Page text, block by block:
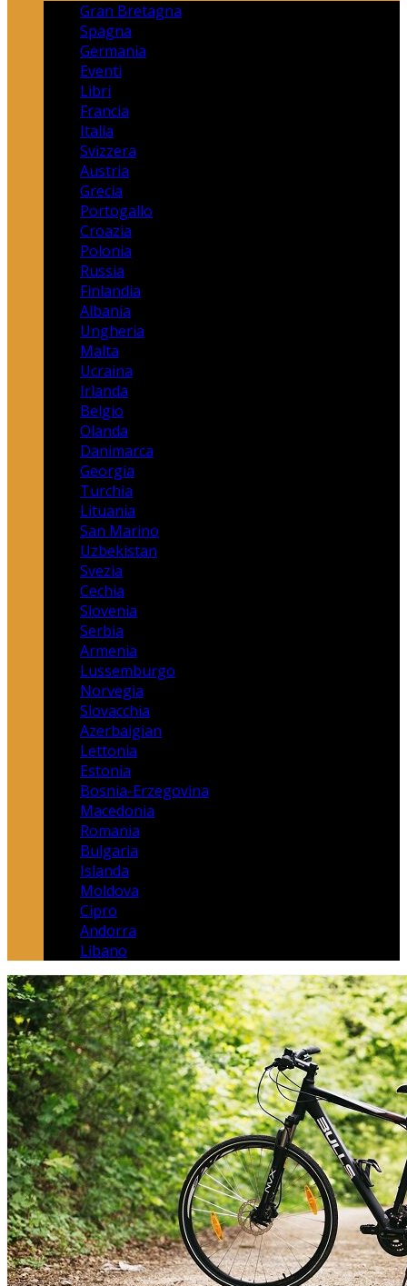
Gran Bretagna
Spagna
Germania
Eventi
Libri
Francia
Italia
Svizzera
Austria
Grecia
Portogallo
Croazia
Polonia
Russia
Finlandia
Albania
Ungheria
Malta
Ucraina
Irlanda
Belgio
Olanda
Danimarca
Georgia
Turchia
Lituania
San Marino
Uzbekistan
Svezia
Cechia
Slovenia
Serbia
Armenia
Lussemburgo
Norvegia
Slovacchia
Azerbaigian
Lettonia
Estonia
Bosnia-Erzegovina
Macedonia
Romania
Bulgaria
Islanda
Moldova
Cipro
Andorra
Libano